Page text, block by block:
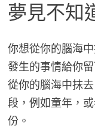
夢見不知
你想從你的腦海
發生的事情給你
從你的腦海中抹
段，例如童年，
份。